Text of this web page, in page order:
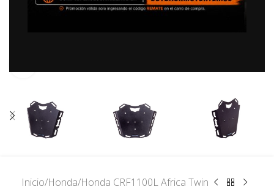
Inicio/Honda/Honda CRF1100L Africa Twin